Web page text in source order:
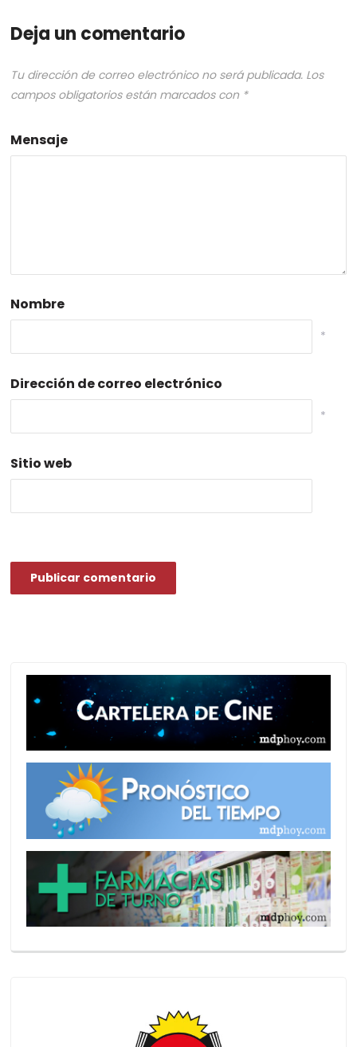
Deja un comentario
Tu dirección de correo electrónico no será publicada. Los
campos obligatorios están marcados con *
Mensaje
Nombre
*
Dirección de correo electrónico
*
Sitio web